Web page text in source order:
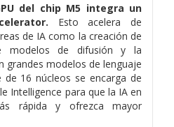
del chip M5 integra un
Esto acelera de
de IA como la creación de
modelos de difusión y la
grandes modelos de lenguaje
de 16 núcleos se encarga de
Intelligence para que la IA en
rápida y ofrezca mayor